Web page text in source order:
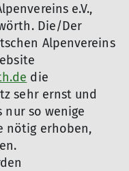
e.V.,
Die/Der
Alpenvereins
die
sehr ernst und
nur so wenige
nötig erhoben,